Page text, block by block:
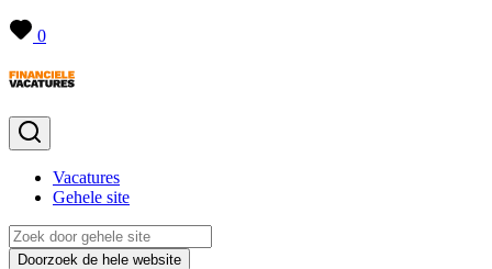
0
Vacatures
Gehele site